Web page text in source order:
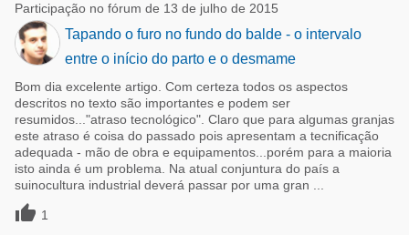
Participação no fórum de 13 de julho de 2015
Tapando o furo no fundo do balde - o intervalo
entre o início do parto e o desmame
Bom dia excelente artigo. Com certeza todos os aspectos
descritos no texto são importantes e podem ser
resumidos..."atraso tecnológico". Claro que para algumas granjas
este atraso é coisa do passado pois apresentam a tecnificação
adequada - mão de obra e equipamentos...porém para a maioria
isto ainda é um problema. Na atual conjuntura do país a
suinocultura industrial deverá passar por uma gran ...
 1